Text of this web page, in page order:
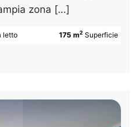
zona […]
175 m2 Superficie
letto